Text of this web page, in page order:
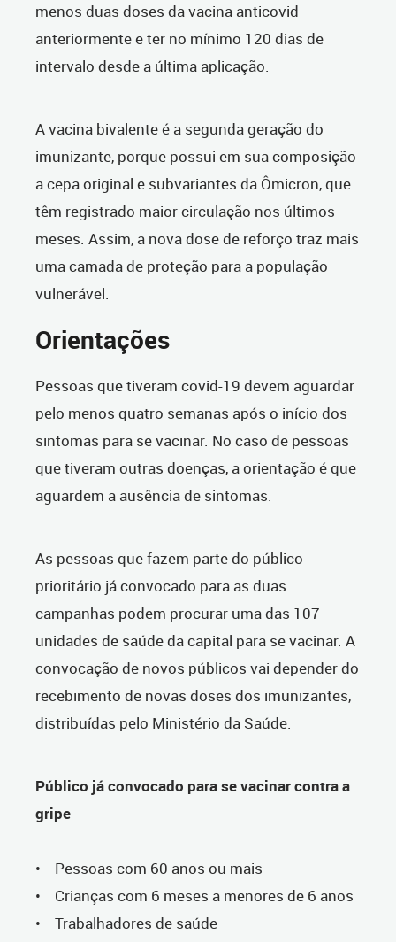
menos duas doses da vacina anticovid
anteriormente e ter no mínimo 120 dias de
intervalo desde a última aplicação.
A vacina bivalente é a segunda geração do
imunizante, porque possui em sua composição
a cepa original e subvariantes da Ômicron, que
têm registrado maior circulação nos últimos
meses. Assim, a nova dose de reforço traz mais
uma camada de proteção para a população
vulnerável.
Orientações
Pessoas que tiveram covid-19 devem aguardar
pelo menos quatro semanas após o início dos
sintomas para se vacinar. No caso de pessoas
que tiveram outras doenças, a orientação é que
aguardem a ausência de sintomas.
As pessoas que fazem parte do público
prioritário já convocado para as duas
campanhas podem procurar uma das 107
unidades de saúde da capital para se vacinar. A
convocação de novos públicos vai depender do
recebimento de novas doses dos imunizantes,
distribuídas pelo Ministério da Saúde.
Público já convocado para se vacinar contra a
gripe
• Pessoas com 60 anos ou mais
• Crianças com 6 meses a menores de 6 anos
• Trabalhadores de saúde